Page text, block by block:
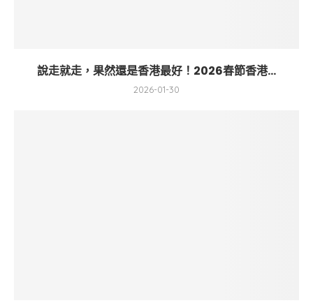
說走就走，果然還是香港最好！2026春節香港...
2026-01-30